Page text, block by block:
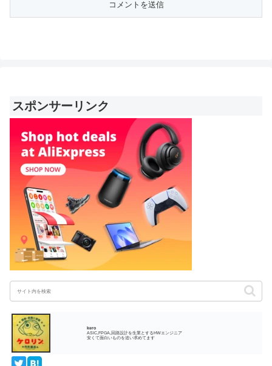
スポンサーリンク
kero
ASIC,FPGA,回路設計を生業とするHWエンジニア
安くて面白いものを追い求めてます